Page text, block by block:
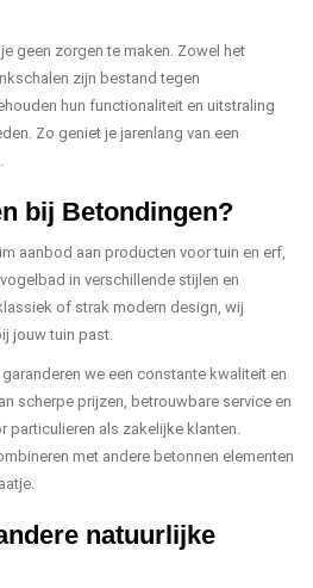
geen zorgen te maken. Zowel het
zijn bestand tegen
hun functionaliteit en uitstraling
Zo geniet je jarenlang van een
bij Betondingen?
aanbod aan producten voor tuin en erf,
in verschillende stijlen en
of strak modern design, wij
jouw tuin past.
we een constante kwaliteit en
scherpe prijzen, betrouwbare service en
particulieren als zakelijke klanten.
met andere betonnen elementen
natuurlijke